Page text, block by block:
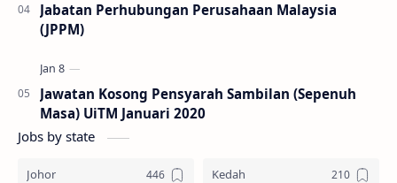
Jabatan Perhubungan Perusahaan Malaysia
(JPPM)
Jawatan Kosong Pensyarah Sambilan (Sepenuh
Masa) UiTM Januari 2020
Jobs by state
Johor Kedah